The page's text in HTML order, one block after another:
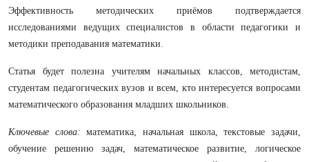
Эффективность методических приёмов подтверждается
исследованиями ведущих специалистов в области педагогики и
методики преподавания математики.
Статья будет полезна учителям начальных классов, методистам,
студентам педагогических вузов и всем, кто интересуется вопросами
математического образования младших школьников.
Ключевые слова: математика, начальная школа, текстовые задачи,
обучение решению задач, математическое развитие, логическое